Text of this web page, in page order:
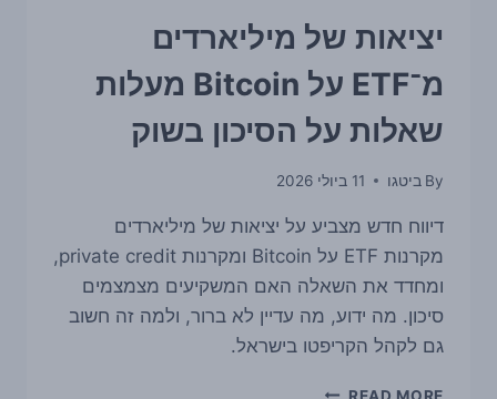
יציאות של מיליארדים
מ־ETF על Bitcoin מעלות
שאלות על הסיכון בשוק
By ביטגו 11 ביולי 2026
דיווח חדש מצביע על יציאות של מיליארדים
מקרנות ETF על Bitcoin ומקרנות private credit,
ומחדד את השאלה האם המשקיעים מצמצמים
סיכון. מה ידוע, מה עדיין לא ברור, ולמה זה חשוב
גם לקהל הקריפטו בישראל.
יציאות